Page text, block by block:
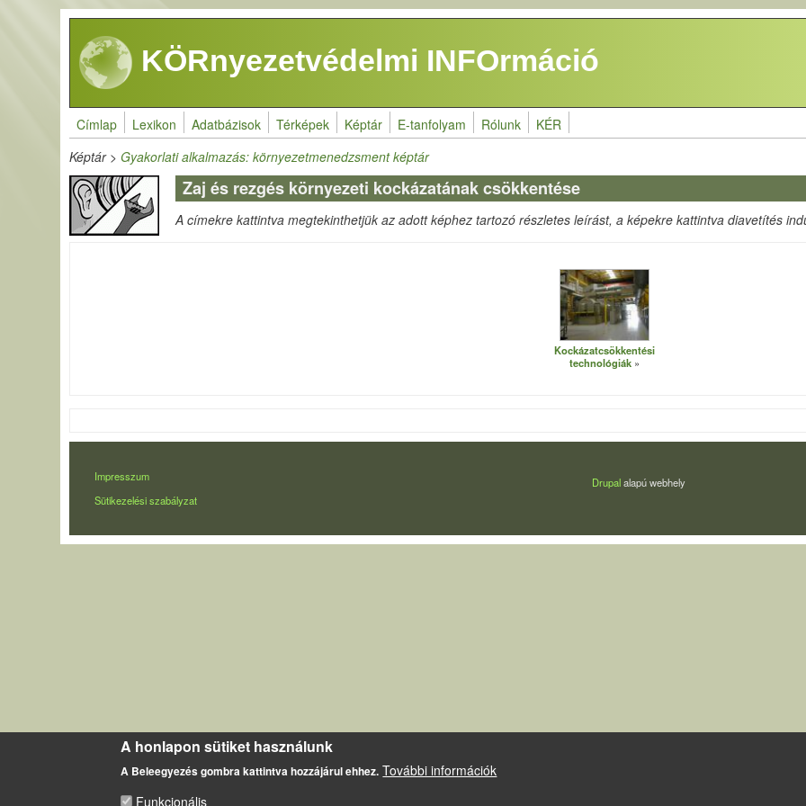
Ugrás a tartalomra
KÖRnyezetvédelmi INFOrmáció
Címlap Lexikon Adatbázisok Térképek Képtár E-tanfolyam Rólunk KÉR
Képtár>Gyakorlati alkalmazás: környezetmenedzsment képtár
Zaj és rezgés környezeti kockázatának csökkentése
A címekre kattintva megtekinthetjük az adott képhez tartozó részletes leírást, a képekre kattintva diavetítés
Kockázatcsökkentési
technológiák
LÁBLÉC
Impresszum
Sütikezelési szabályzat
Drupalalapú webhely
A honlapon sütiket használunk
A Beleegyezés gombra kattintva hozzájárul ehhez. További információk
Funkcionális